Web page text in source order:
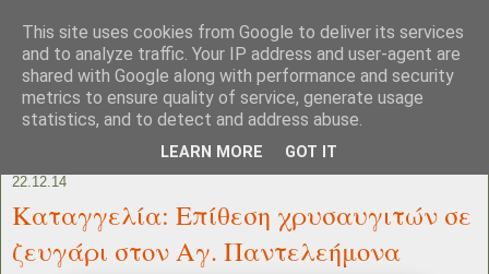
22.12.14
Καταγγελία: Επίθεση χρυσαυγιτών σε
ζευγάρι στον Αγ. Παντελεήμονα
This site uses cookies from Google to deliver its services
and to analyze traffic. Your IP address and user-agent are
shared with Google along with performance and security
metrics to ensure quality of service, generate usage
statistics, and to detect and address abuse.
LEARN MORE GOT IT